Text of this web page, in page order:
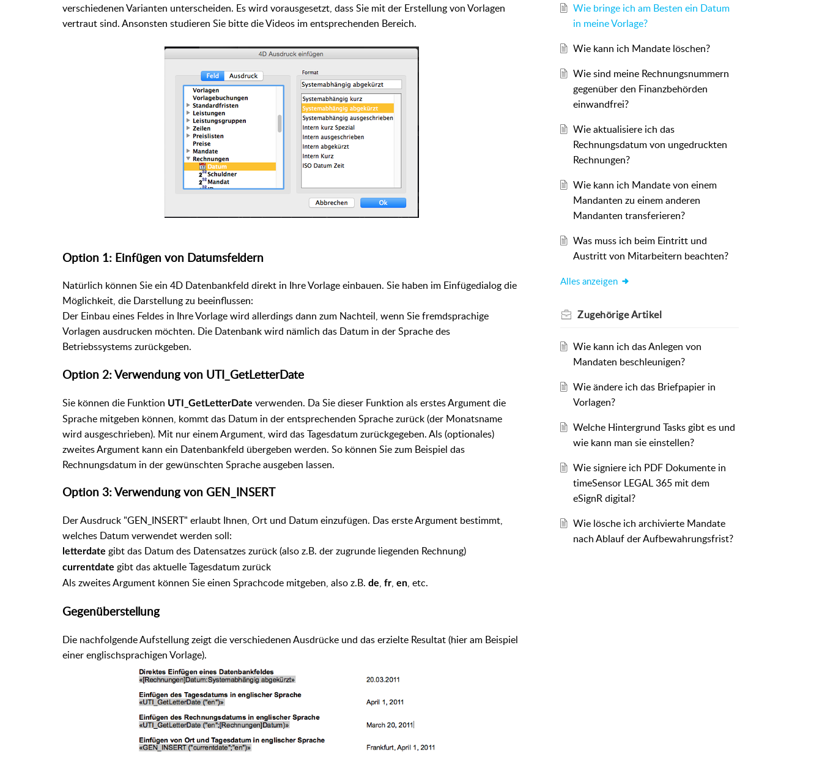
verschiedenen Varianten unterscheiden. Es wird vorausgesetzt, dass Sie mit der Erstellung von Vorlagen
vertraut sind. Ansonsten studieren Sie bitte die Videos im entsprechenden Bereich.
Option 1: Einfügen von Datumsfeldern
Natürlich können Sie ein 4D Datenbankfeld direkt in Ihre Vorlage einbauen. Sie haben im Einfügedialog die
Möglichkeit, die Darstellung zu beeinflussen:
Der Einbau eines Feldes in Ihre Vorlage wird allerdings dann zum Nachteil, wenn Sie fremdsprachige
Vorlagen ausdrucken möchten. Die Datenbank wird nämlich das Datum in der Sprache des
Betriebssystems zurückgeben.
Option 2: Verwendung von UTI_GetLetterDate
Sie können die Funktion UTI_GetLetterDate verwenden. Da Sie dieser Funktion als erstes Argument die
Sprache mitgeben können, kommt das Datum in der entsprechenden Sprache zurück (der Monatsname
wird ausgeschrieben). Mit nur einem Argument, wird das Tagesdatum zurückgegeben. Als (optionales)
zweites Argument kann ein Datenbankfeld übergeben werden. So können Sie zum Beispiel das
Rechnungsdatum in der gewünschten Sprache ausgeben lassen.
Option 3: Verwendung von GEN_INSERT
Der Ausdruck "GEN_INSERT" erlaubt Ihnen, Ort und Datum einzufügen. Das erste Argument bestimmt,
welches Datum verwendet werden soll:
letterdate gibt das Datum des Datensatzes zurück (also z.B. der zugrunde liegenden Rechnung)
currentdate gibt das aktuelle Tagesdatum zurück
Als zweites Argument können Sie einen Sprachcode mitgeben, also z.B. de, fr, en, etc.
Gegenüberstellung
Die nachfolgende Aufstellung zeigt die verschiedenen Ausdrücke und das erzielte Resultat (hier am Beispiel
einer englischsprachigen Vorlage).
Wie bringe ich am Besten ein Datum
in meine Vorlage?
Wie kann ich Mandate löschen?
Wie sind meine Rechnungsnummern
gegenüber den Finanzbehörden
einwandfrei?
Wie aktualisiere ich das
Rechnungsdatum von ungedruckten
Rechnungen?
Wie kann ich Mandate von einem
Mandanten zu einem anderen
Mandanten transferieren?
Was muss ich beim Eintritt und
Austritt von Mitarbeitern beachten?
Alles anzeigen
ZugehörigeArtikel
Wie kann ich das Anlegen von
Mandaten beschleunigen?
Wie ändere ich das Briefpapier in
Vorlagen?
Welche Hintergrund Tasks gibt es und
wie kann man sie einstellen?
Wie signiere ich PDF Dokumente in
timeSensor LEGAL 365 mit dem
eSignR digital?
Wie lösche ich archivierte Mandate
nach Ablauf der Aufbewahrungsfrist?